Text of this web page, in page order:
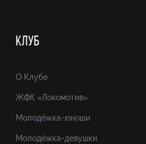
КЛУБ
О Клубе
ЖФК «Локомотив»
Молодёжка-юноши
Молодёжка-девушки